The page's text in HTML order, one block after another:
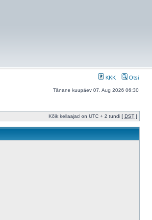
KKK Otsi
Tänane kuupäev 07. Aug 2026 06:30
Kõik kellaajad on UTC + 2 tundi [ DST ]